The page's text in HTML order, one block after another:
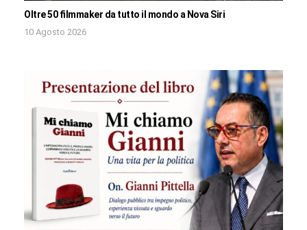
Oltre 50 filmmaker da tutto il mondo a Nova Siri
10 Agosto 2026